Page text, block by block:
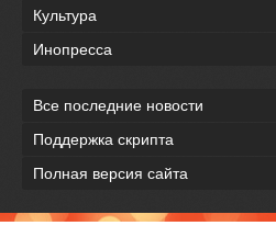
Культура
Инопресса
Все последние новости
Поддержка скрипта
Полная версия сайта